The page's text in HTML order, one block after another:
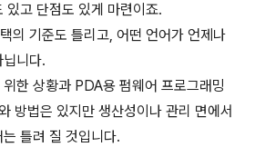
있고 단점도 있게 마련이죠.
의 기준도 틀리고, 어떤 언어가 언제나
니다.
한 상황과 PDA용 펌웨어 프로그래밍
방법은 있지만 생산성이나 관리 면에서
틀려 질 것입니다.